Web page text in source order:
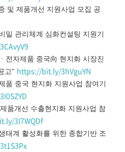
및 제품개선 지원사업 모집 공
밀 관리체계 심화컨설팅 지원기
전자제품 중국向 현지화 시장진
고" https://bit.ly/3hVguYN
품 중국 현지화 지원사업 참여기
품개선 수출현지화 지원사업 참
3I7WQDf
태계 활성화를 위한 종합기반 조